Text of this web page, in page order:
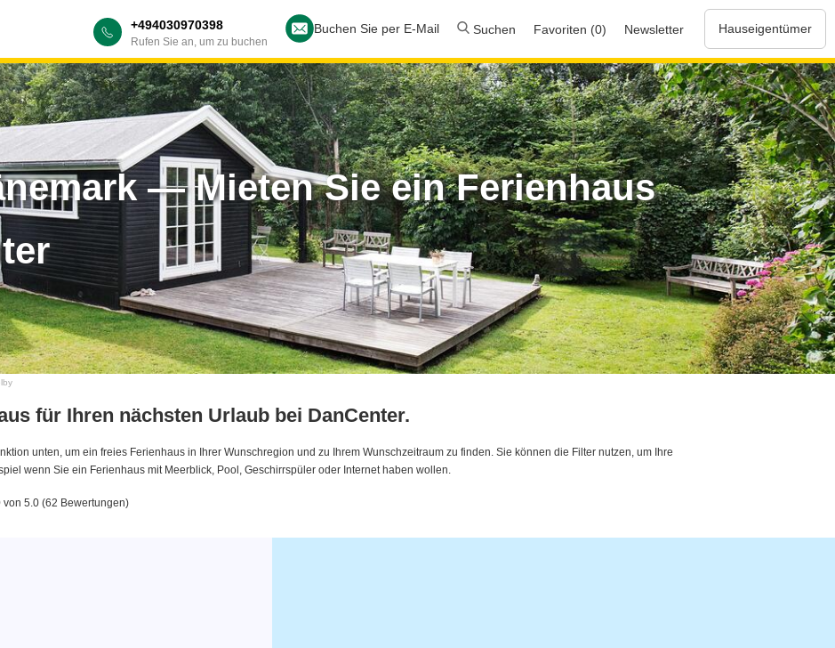
+494030970398
Rufen Sie an, um zu buchen
Buchen Sie per E-Mail Suchen Favoriten (0) Newsletter Hauseigentümer
— Mieten Sie ein Ferienhaus
für Ihren nächsten Urlaub bei DanCenter.
unten, um ein freies Ferienhaus in Ihrer Wunschregion und zu Ihrem Wunschzeitraum zu finden. Sie können die Filter nutzen, um Ihre
wenn Sie ein Ferienhaus mit Meerblick, Pool, Geschirrspüler oder Internet haben wollen.
5.0 (62 Bewertungen)